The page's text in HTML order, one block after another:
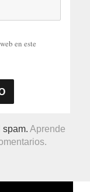
en este
spam.Aprende